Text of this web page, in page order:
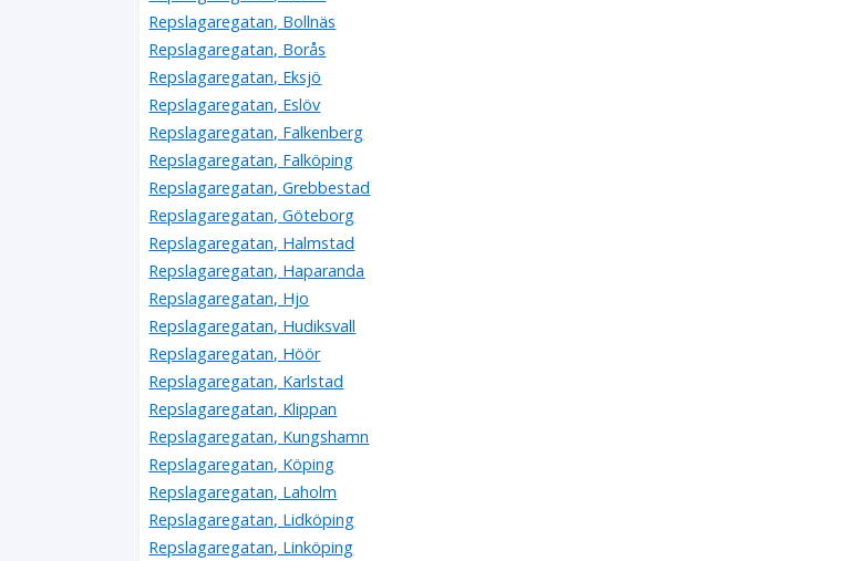
Repslagaregatan, Bollnäs
Repslagaregatan, Borås
Repslagaregatan, Eksjö
Repslagaregatan, Eslöv
Repslagaregatan, Falkenberg
Repslagaregatan, Falköping
Repslagaregatan, Grebbestad
Repslagaregatan, Göteborg
Repslagaregatan, Halmstad
Repslagaregatan, Haparanda
Repslagaregatan, Hjo
Repslagaregatan, Hudiksvall
Repslagaregatan, Höör
Repslagaregatan, Karlstad
Repslagaregatan, Klippan
Repslagaregatan, Kungshamn
Repslagaregatan, Köping
Repslagaregatan, Laholm
Repslagaregatan, Lidköping
Repslagaregatan, Linköping